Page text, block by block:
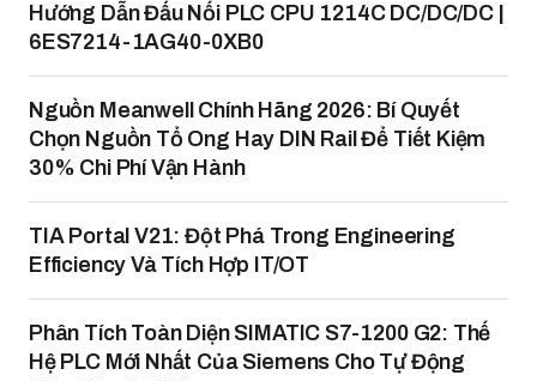
Hướng Dẫn Đấu Nối PLC CPU 1214C DC/DC/DC |
6ES7214-1AG40-0XB0
Nguồn Meanwell Chính Hãng 2026: Bí Quyết
Chọn Nguồn Tổ Ong Hay DIN Rail Để Tiết Kiệm
30% Chi Phí Vận Hành
TIA Portal V21: Đột Phá Trong Engineering
Efficiency Và Tích Hợp IT/OT
Phân Tích Toàn Diện SIMATIC S7-1200 G2: Thế
Hệ PLC Mới Nhất Của Siemens Cho Tự Động